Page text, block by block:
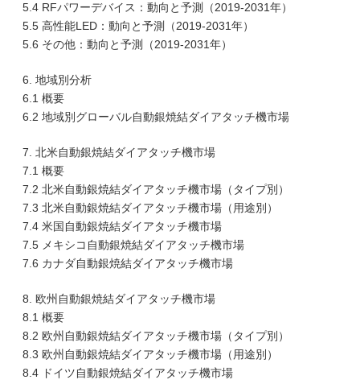
5.4 RFパワーデバイス：動向と予測（2019-2031年）
5.5 高性能LED：動向と予測（2019-2031年）
5.6 その他：動向と予測（2019-2031年）
6. 地域別分析
6.1 概要
6.2 地域別グローバル自動銀焼結ダイアタッチ機市場
7. 北米自動銀焼結ダイアタッチ機市場
7.1 概要
7.2 北米自動銀焼結ダイアタッチ機市場（タイプ別）
7.3 北米自動銀焼結ダイアタッチ機市場（用途別）
7.4 米国自動銀焼結ダイアタッチ機市場
7.5 メキシコ自動銀焼結ダイアタッチ機市場
7.6 カナダ自動銀焼結ダイアタッチ機市場
8. 欧州自動銀焼結ダイアタッチ機市場
8.1 概要
8.2 欧州自動銀焼結ダイアタッチ機市場（タイプ別）
8.3 欧州自動銀焼結ダイアタッチ機市場（用途別）
8.4 ドイツ自動銀焼結ダイアタッチ機市場